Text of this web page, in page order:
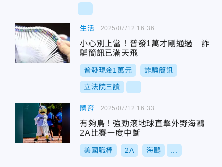
生活
小心別上當！普發1萬才剛通過 詐
騙簡訊已滿天飛
普發現金1萬元 詐騙簡訊
立法院三讀
2025/07/12 16:36
體育
有夠鳥！強勁滾地球直擊外野海鷗
2A比賽一度中斷
美國職棒 2A 海鷗
2025/07/12 16:33